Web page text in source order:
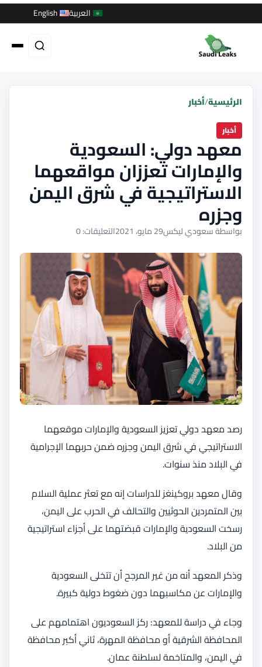
العربية English
الرئيسية/أخبار
أخبار
معهد دولي: السعودية
والإمارات تعززان مواقعهما
الاستراتيجية في شرق اليمن
وجزره
بواسطة سعودي ليكس29 مايو، 2021 التعليقات: 0
رصد معهد دولي تعزيز السعودية والإمارات موقعهما
الاستراتيجي في شرق اليمن وجزره ضمن حربهما الإجرامية
في البلاد منذ سنوات.
وقال معهدبروكينغزللدراسات إنه مع تعثر عملية السلام
بين المتمردين الحوثيين والتحالف في الحرب علىاليمن،
رسخت السعودية والإمارات قبضتهما على أجزاء استراتيجية
من البلاد.
وذكر المعهد أنه من غير المرجح أن تتخلى السعودية
والإمارات عن مكاسبهما دون ضغوط دولية كبيرة.
وجاء في دراسة للمعهد: ركز السعوديون اهتمامهم على
المحافظة الشرقية أو محافظة المهرة، ثاني أكبر محافظة
في اليمن، والمتاخمة لسلطنة عمان.